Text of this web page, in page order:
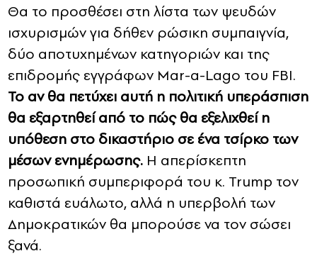
Θα το προσθέσει στη λίστα των ψευδών
ισχυρισμών για δήθεν ρώσικη συμπαιγνία,
δύο αποτυχημένων κατηγοριών και της
επιδρομής εγγράφων Mar-a-Lago του FBI.
Το αν θα πετύχει αυτή η πολιτική υπεράσπιση
θα εξαρτηθεί από το πώς θα εξελιχθεί η
υπόθεση στο δικαστήριο σε ένα τσίρκο των
μέσων ενημέρωσης. Η απερίσκεπτη
προσωπική συμπεριφορά του κ. Trump τον
καθιστά ευάλωτο, αλλά η υπερβολή των
Δημοκρατικών θα μπορούσε να τον σώσει
ξανά.